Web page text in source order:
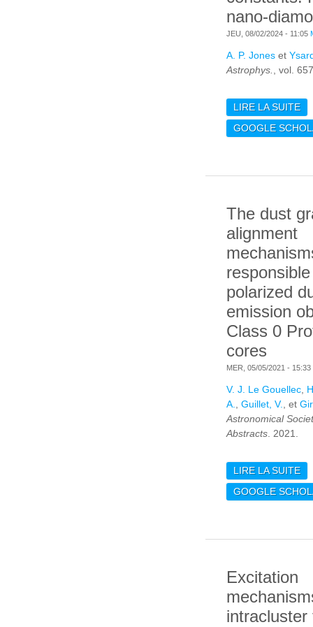
nano-
JEU, 08/02/2024 - 11:05
A. P. Jones et
Astrophys.
, vol.
LIRE LA SUITE
GOOGLE
The dust
alignment
polarized
emission
Class 0
cores
MER, 05/05/2021 - 15:33
V. J. Le Gouellec
A.
Guillet, V. , et
Astronomical
Abstracts . 2021.
LIRE LA SUITE
GOOGLE
Excitation
intracluster